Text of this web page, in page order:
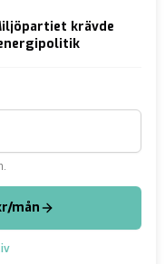
krävde
mån